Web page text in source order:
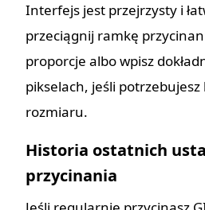
Interfejs jest przejrzysty i
przeciągnij ramkę
proporcje albo wpisz
pikselach, jeśli
rozmiaru.
Historia ostatnich
przycinania